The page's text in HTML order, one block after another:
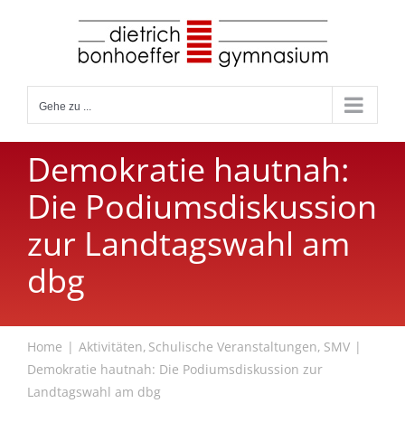
Gehe zu ...
Demokratie hautnah:
Die Podiumsdiskussion
zur Landtagswahl am
dbg
Home Aktivitäten Schulische Veranstaltungen SMV
Demokratie hautnah: Die Podiumsdiskussion zur
Landtagswahl am dbg